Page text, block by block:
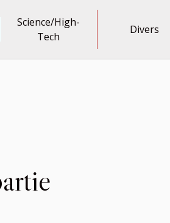
Science/High-
Tech
Divers